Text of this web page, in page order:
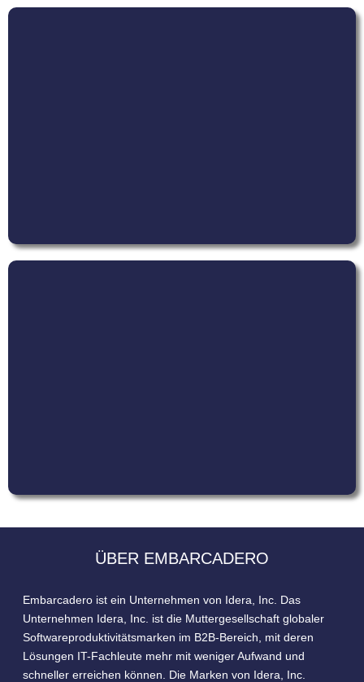
ÜBER EMBARCADERO
Embarcadero ist ein Unternehmen von Idera, Inc. Das
Unternehmen Idera, Inc. ist die Muttergesellschaft globaler
Softwareproduktivitätsmarken im B2B-Bereich, mit deren
Lösungen IT-Fachleute mehr mit weniger Aufwand und
schneller erreichen können. Die Marken von Idera, Inc.